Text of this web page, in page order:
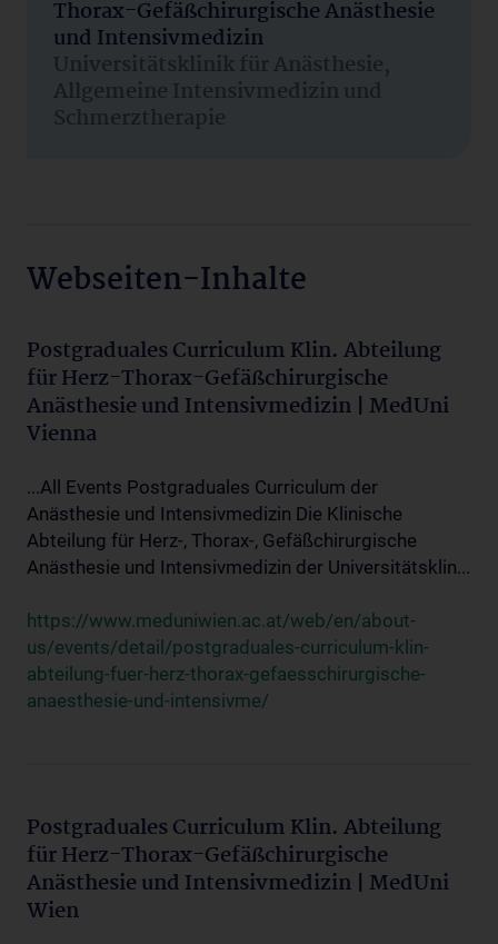
Thorax-Gefäßchirurgische Anästhesie
und Intensivmedizin
Universitätsklinik für Anästhesie,
Allgemeine Intensivmedizin und
Schmerztherapie
Webseiten-Inhalte
Postgraduales Curriculum Klin. Abteilung
für Herz-Thorax-Gefäßchirurgische
Anästhesie und Intensivmedizin | MedUni
Vienna
...All Events Postgraduales Curriculum der
Anästhesie und Intensivmedizin Die Klinische
Abteilung für Herz-, Thorax-, Gefäßchirurgische
Anästhesie und Intensivmedizin der Universitätsklin...
https://www.meduniwien.ac.at/web/en/about-
us/events/detail/postgraduales-curriculum-klin-
abteilung-fuer-herz-thorax-gefaesschirurgische-
anaesthesie-und-intensivme/
Postgraduales Curriculum Klin. Abteilung
für Herz-Thorax-Gefäßchirurgische
Anästhesie und Intensivmedizin | MedUni
Wien